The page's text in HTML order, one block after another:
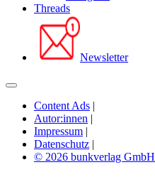
Threads
Newsletter
Content Ads |
Autor:innen |
Impressum |
Datenschutz |
© 2026 bunkverlag GmbH